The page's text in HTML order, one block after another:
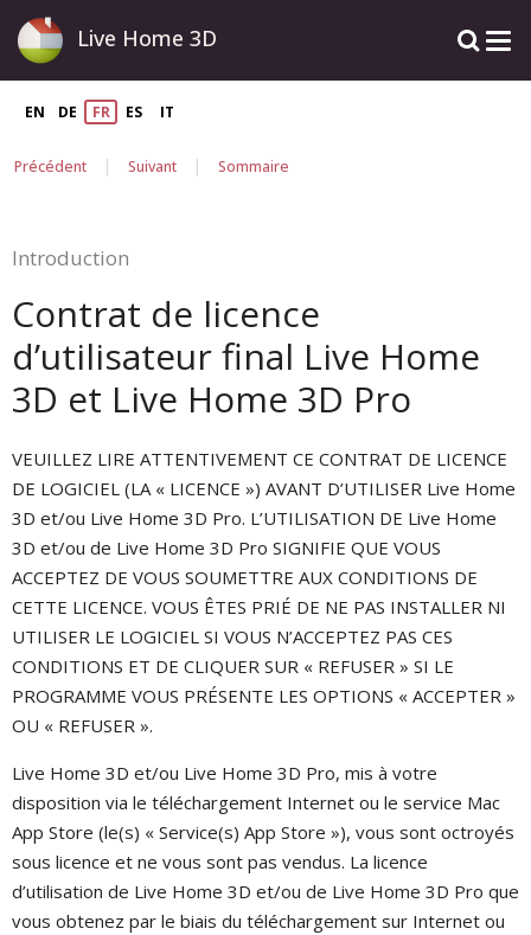
Live Home 3D
EN DE FR ES IT
Précédent | Suivant | Sommaire
Introduction
Contrat de licence
d’utilisateur final Live Home
3D et Live Home 3D Pro
VEUILLEZ LIRE ATTENTIVEMENT CE CONTRAT DE LICENCE
DE LOGICIEL (LA « LICENCE ») AVANT D’UTILISER Live Home
3D et/ou Live Home 3D Pro. L’UTILISATION DE Live Home
3D et/ou de Live Home 3D Pro SIGNIFIE QUE VOUS
ACCEPTEZ DE VOUS SOUMETTRE AUX CONDITIONS DE
CETTE LICENCE. VOUS ÊTES PRIÉ DE NE PAS INSTALLER NI
UTILISER LE LOGICIEL SI VOUS N’ACCEPTEZ PAS CES
CONDITIONS ET DE CLIQUER SUR « REFUSER » SI LE
PROGRAMME VOUS PRÉSENTE LES OPTIONS « ACCEPTER »
OU « REFUSER ».
Live Home 3D et/ou Live Home 3D Pro, mis à votre
disposition via le téléchargement Internet ou le service Mac
App Store (le(s) « Service(s) App Store »), vous sont octroyés
sous licence et ne vous sont pas vendus. La licence
d’utilisation de Live Home 3D et/ou de Live Home 3D Pro que
vous obtenez par le biais du téléchargement sur Internet ou